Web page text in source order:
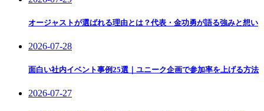
オージャストが選ばれる理由とは？代表・金功勇が語る強みと想い
2026-07-28
面白い社内イベント事例25選｜ユニーク企画で参加率を上げる方法
2026-07-27